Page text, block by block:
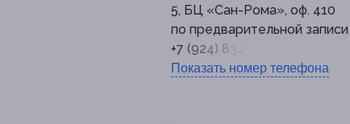
5, БЦ «Сан-Рома», оф. 410
по предварительной записи
+7 (924) 834-40-45
Показать номер телефона